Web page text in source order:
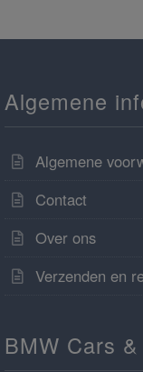
Algemene
Algemene
Contact
Over ons
Verzenden en
BMW Cars